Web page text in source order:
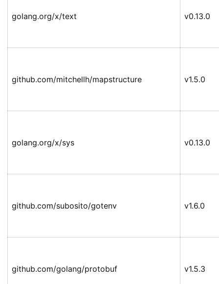
golang.org/x/text v0.13.0
github.com/mitchellh/mapstructure v1.5.0
golang.org/x/sys v0.13.0
github.com/subosito/gotenv v1.6.0
github.com/golang/protobuf v1.5.3